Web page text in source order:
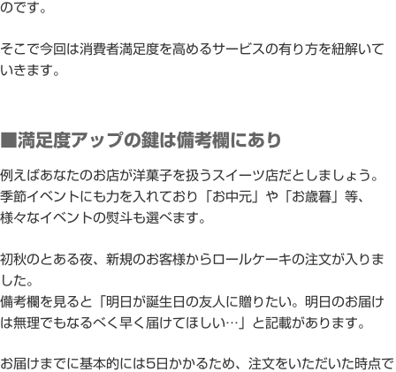
のです。
そこで今回は消費者満足度を高めるサービスの有り方を紐解いて
いきます。
■満足度アップの鍵は備考欄にあり
例えばあなたのお店が洋菓子を扱うスイーツ店だとしましょう。
季節イベントにも力を入れており「お中元」や「お歳暮」等、
様々なイベントの熨斗も選べます。
初秋のとある夜、新規のお客様からロールケーキの注文が入りま
した。
備考欄を見ると「明日が誕生日の友人に贈りたい。明日のお届け
は無理でもなるべく早く届けてほしい…」と記載があります。
お届けまでに基本的には5日かかるため、注文をいただいた時点で